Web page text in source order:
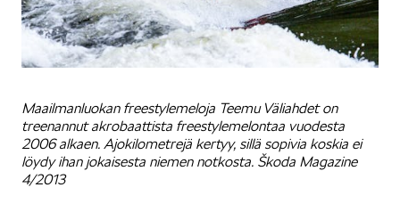
Maailmanluokan freestylemeloja Teemu Väliahdet on
treenannut akrobaattista freestylemelontaa vuodesta
2006 alkaen. Ajokilometrejä kertyy, sillä sopivia koskia ei
löydy ihan jokaisesta niemen notkosta. Škoda Magazine
4/2013